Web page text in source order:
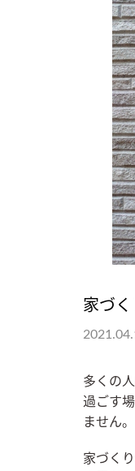
家づ
多くの
過ごす
ません。
家づく